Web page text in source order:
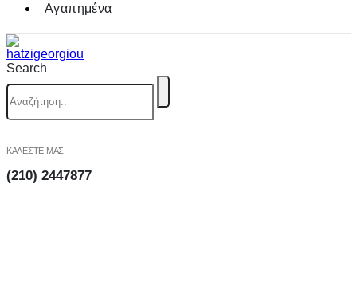
Αγαπημένα
Search
ΚΑΛΕΣΤΕ ΜΑΣ
(210) 2447877